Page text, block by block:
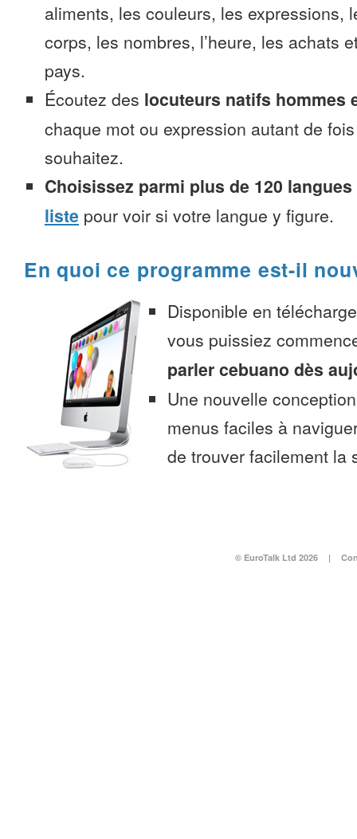
aliments, les couleurs, les expressions,
corps, les nombres, l’heure, les achats
pays.
Écoutez des locuteurs natifs hommes
chaque mot ou expression autant de
souhaitez.
Choisissez parmi plus de 120 langues
liste pour voir si votre langue y figure.
En quoi ce programme est-il
Disponible en
vous puissiez
parler cebuano dès
Une nouvelle
menus faciles à
de trouver facilement la
© EuroTalk Ltd 2026 |